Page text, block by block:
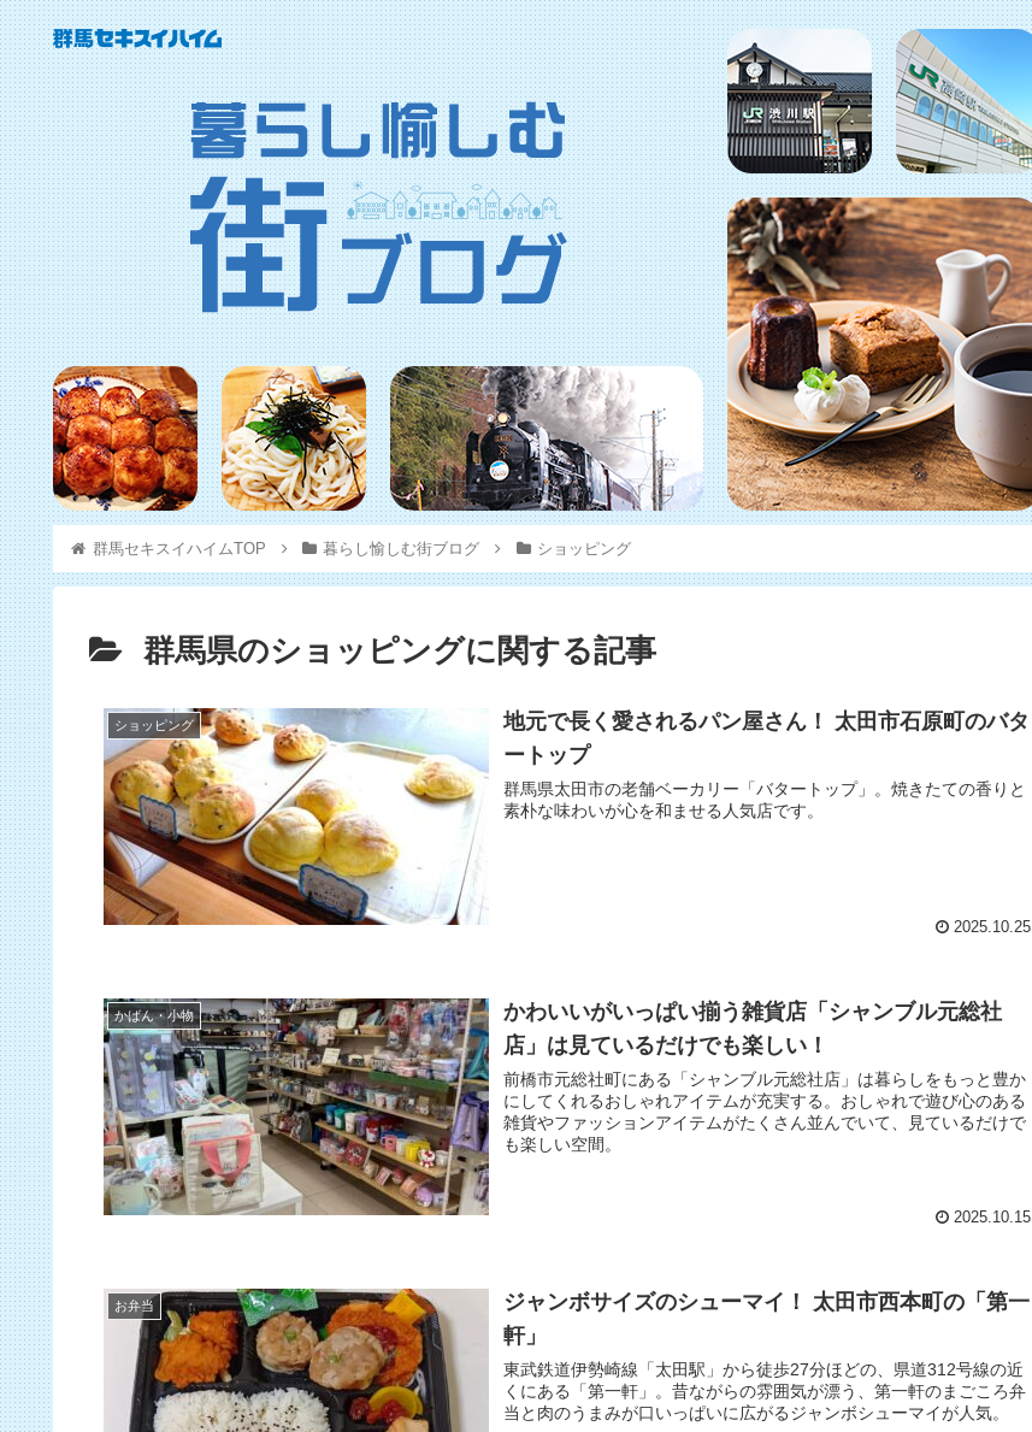
群馬セキスイハイムTOP 暮らし愉しむ街ブログ ショッピング
群馬県のショッピングに関する記事
ショッピング
地元で長く愛されるパン屋さん！ 太田市石原町のバタ
ートップ
群馬県太田市の老舗ベーカリー「バタートップ」。焼きたての香りと
素朴な味わいが心を和ませる人気店です。
2025.10.25
かばん・小物
かわいいがいっぱい揃う雑貨店「シャンブル元総社
店」は見ているだけでも楽しい！
前橋市元総社町にある「シャンブル元総社店」は暮らしをもっと豊か
にしてくれるおしゃれアイテムが充実する。おしゃれで遊び心のある
雑貨やファッションアイテムがたくさん並んでいて、見ているだけで
も楽しい空間。
2025.10.15
お弁当
ジャンボサイズのシューマイ！ 太田市西本町の「第一
軒」
東武鉄道伊勢崎線「太田駅」から徒歩27分ほどの、県道312号線の近
くにある「第一軒」。昔ながらの雰囲気が漂う、第一軒のまごころ弁
当と肉のうまみが口いっぱいに広がるジャンボシューマイが人気。